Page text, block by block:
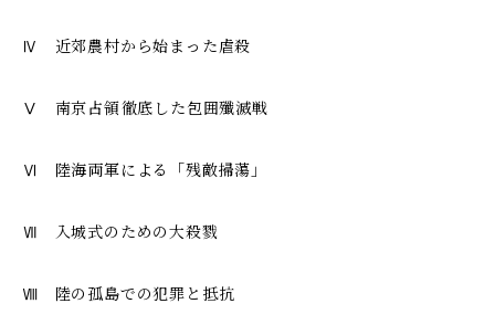
Ⅳ 近郊農村から始まった虐殺
Ⅴ 南京占領――徹底した包囲殲滅戦
Ⅵ 陸海両軍による「残敵掃蕩」
Ⅶ 入城式のための大殺戮
Ⅷ 陸の孤島での犯罪と抵抗